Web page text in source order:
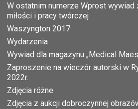
W ostatnim numerze Wprost wywiad
miłości i pracy twórczej
Waszyngton 2017
Wydarzenia
Wywiad dla magazynu „Medical
Zaproszenie na wieczór autorski w
2022r.
Zdjęcia różne
Zdjęcia z aukcji dobroczynnej